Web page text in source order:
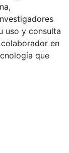
uso y consulta
en
que